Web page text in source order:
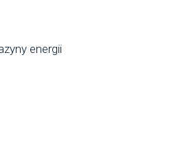
energii